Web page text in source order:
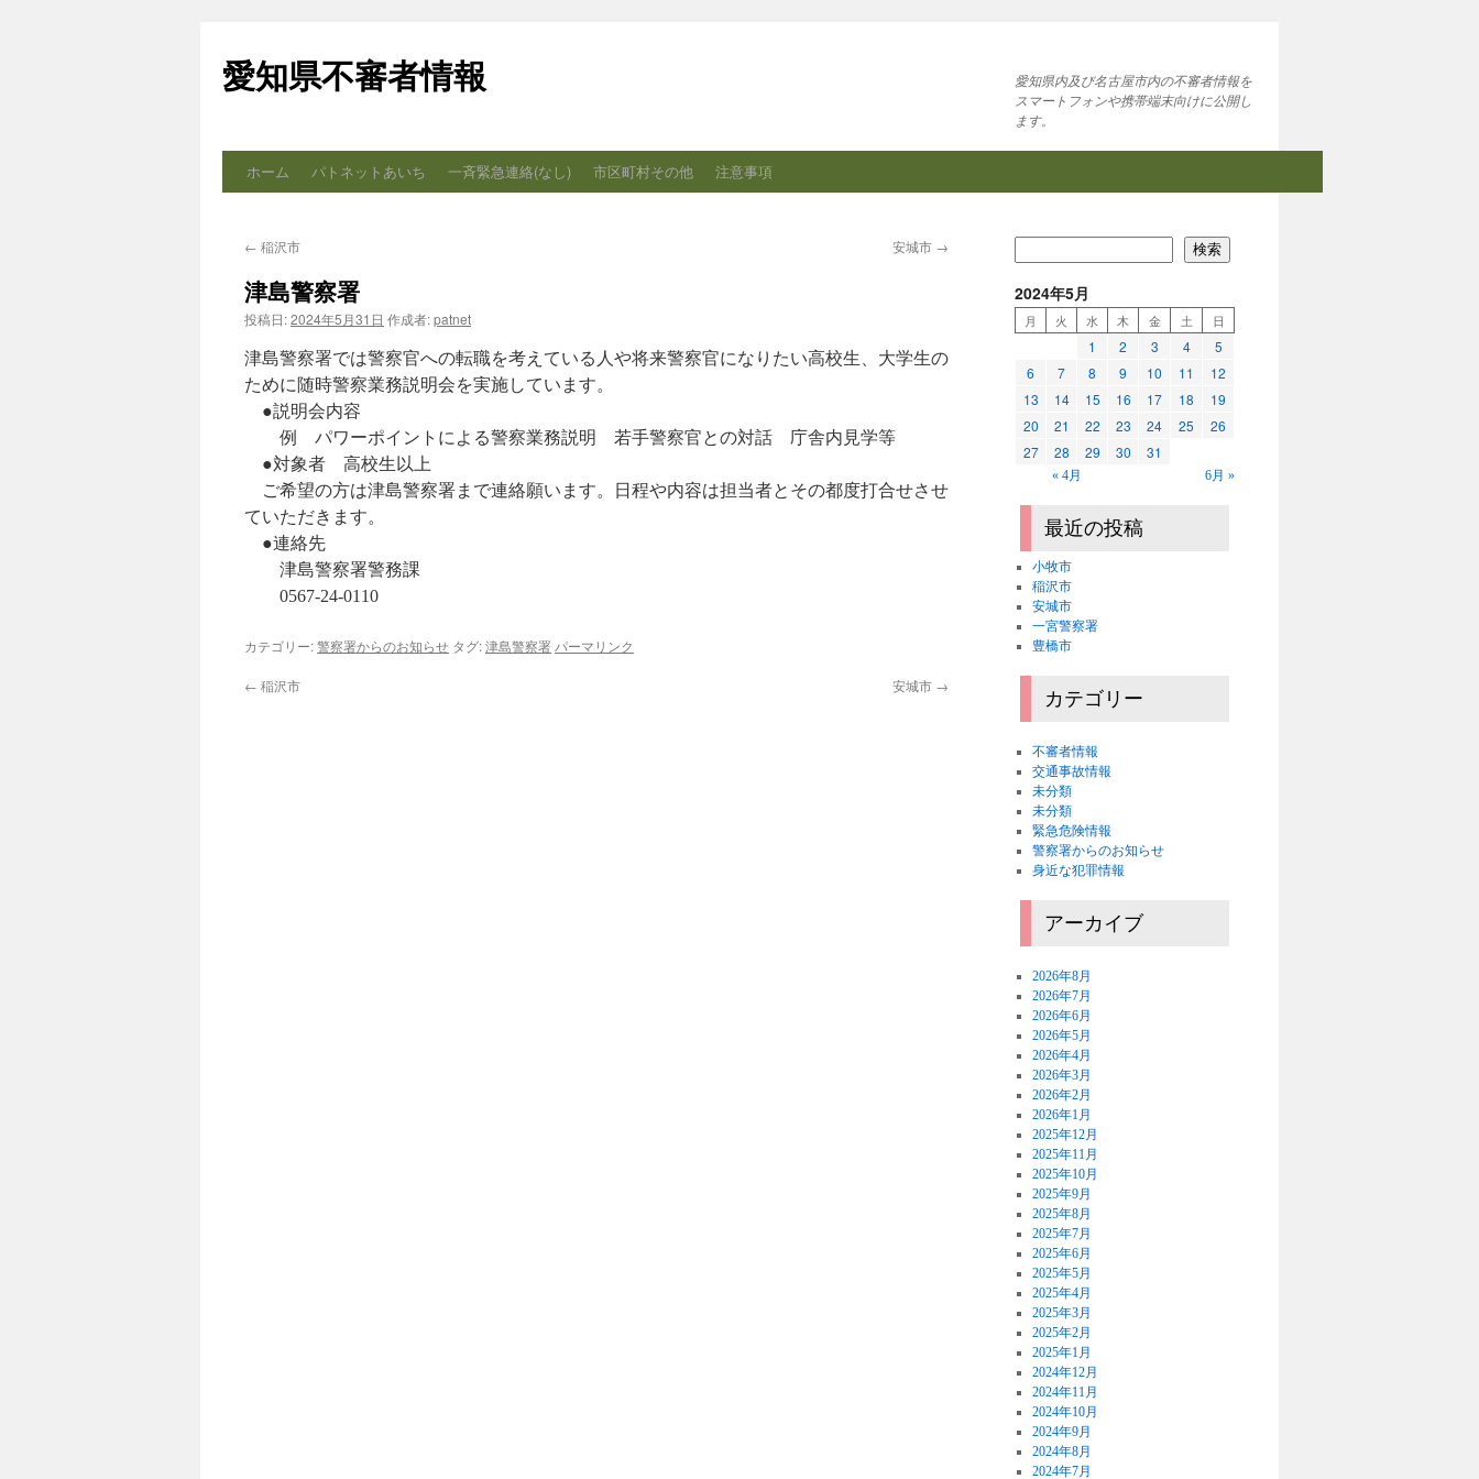
テ
ン
ス
ッ
愛知県不審者情報
愛知県内及び名古屋市内の不審者情報を
スマートフォンや携帯端末向けに公開し
ます。
ホーム パトネットあいち 一斉緊急連絡(なし) 市区町村その他 注意事項
← 稲沢市 安城市 →
津島警察署
投稿日:2024年5月31日 作成者:patnet
津島警察署では警察官への転職を考えている人や将来警察官になりたい高校生、大学生の
ために随時警察業務説明会を実施しています。
●説明会内容
例 パワーポイントによる警察業務説明 若手警察官との対話 庁舎内見学等
●対象者 高校生以上
ご希望の方は津島警察署まで連絡願います。日程や内容は担当者とその都度打合せさせ
ていただきます。
●連絡先
津島警察署警務課
0567-24-0110
カテゴリー:警察署からのお知らせ タグ:津島警察署 パーマリンク
← 稲沢市 安城市 →
検索
2024年5月
月 火 水 木 金 土 日
1 2 3 4
5
6
7 8 9 10 11
12
13
14 15 16 17 18
19
20
21 22 23 24 25
26
27
28 29 30 31
« 4月 6月 »
最近の投稿
小牧市
稲沢市
安城市
一宮警察署
豊橋市
カテゴリー
不審者情報
交通事故情報
未分類
未分類
緊急危険情報
警察署からのお知らせ
身近な犯罪情報
アーカイブ
2026年8月
2026年7月
2026年6月
2026年5月
2026年4月
2026年3月
2026年2月
2026年1月
2025年12月
2025年11月
2025年10月
2025年9月
2025年8月
2025年7月
2025年6月
2025年5月
2025年4月
2025年3月
2025年2月
2025年1月
2024年12月
2024年11月
2024年10月
2024年9月
2024年8月
2024年7月